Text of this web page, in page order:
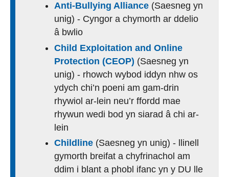
Anti-Bullying Alliance (Saesneg yn
unig) - Cyngor a chymorth ar ddelio
â bwlio
Child Exploitation and Online
Protection (CEOP) (Saesneg yn
unig) - rhowch wybod iddyn nhw os
ydych chi’n poeni am gam-drin
rhywiol ar-lein neu’r ffordd mae
rhywun wedi bod yn siarad â chi ar-
lein
Childline (Saesneg yn unig) - llinell
gymorth breifat a chyfrinachol am
ddim i blant a phobl ifanc yn y DU lle